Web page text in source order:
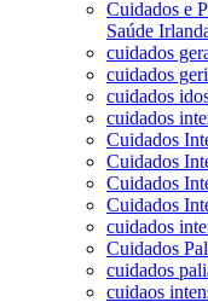
Cuidados e
Saúde
cuidados
cuidados
cuidados
cuidados
Cuidados
Cuidados
Cuidados
Cuidados
cuidados
Cuidados
cuidados
cuidaos